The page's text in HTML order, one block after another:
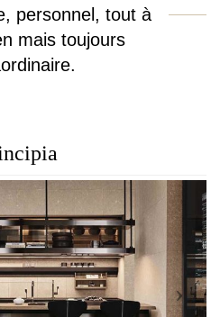
personnel, tout à
mais toujours